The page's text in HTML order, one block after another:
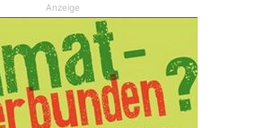
Anzeige